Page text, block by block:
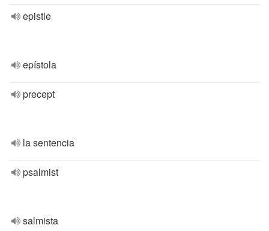
epistle
epístola
precept
la sentencia
psalmist
salmista